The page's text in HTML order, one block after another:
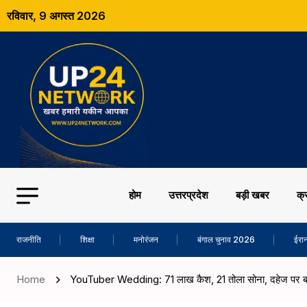
रविवार, 9 अगस्त 2026
होम उत्तरप्रदेश बड़ी खबर
राजनीति शिक्षा मनोरंजन बंगाल चुनाव 2026
Home YouTuber Wedding: 71 लाख कैश, 21 तोला सोना, दहेज पर